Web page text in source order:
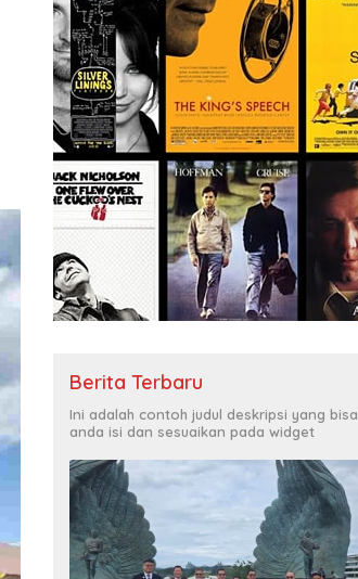
Berita Terbaru
Ini adalah contoh judul deskripsi yang bisa
anda isi dan sesuaikan pada widget